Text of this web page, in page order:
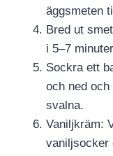
äggsmeten
Bred ut
i 5–7
Sockra ett
och ned
svalna.
Vaniljkräm:
vaniljsocker